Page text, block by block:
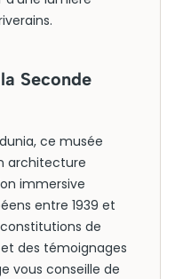
Seconde
ce musée
architecture
immersive
entre 1939 et
de
des témoignages
vous conseille de